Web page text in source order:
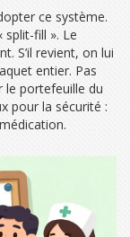
ce système.
split-fill ». Le
S’il revient, on lui
entier. Pas
le portefeuille du
pour la sécurité :